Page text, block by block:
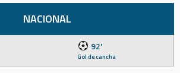
NACIONAL
92'
Gol de cancha